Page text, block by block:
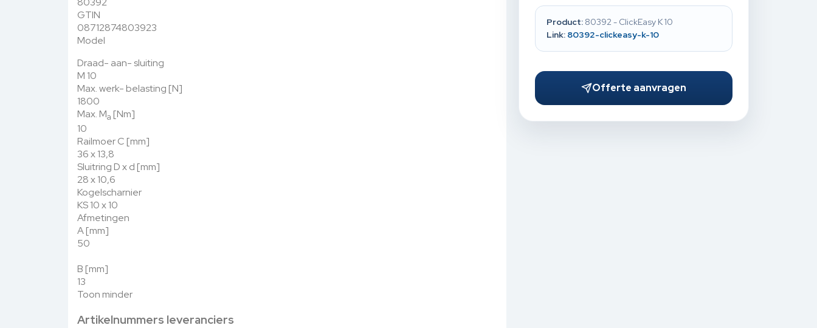
GTIN
08712874803923
Model
Draad- aan- sluiting
M 10
Max. werk- belasting [N]
1800
Max. Ma [Nm]
10
Railmoer C [mm]
36 x 13,8
Sluitring D x d [mm]
28 x 10,6
Kogelscharnier
KS 10 x 10
Afmetingen
A [mm]
50
B [mm]
13
Toon minder
Artikelnummers leveranciers
Product: 80392 - ClickEasy K 10
Link: 80392-clickeasy-k-10
Offerte aanvragen